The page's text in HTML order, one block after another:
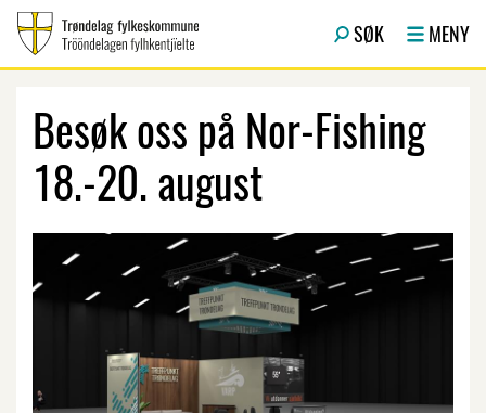
SØK MENY
Besøk oss på Nor-Fishing
18.-20. august